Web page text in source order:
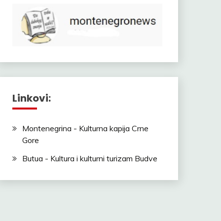
Linkovi:
Montenegrina - Kulturna kapija Crne
Gore
Butua - Kultura i kulturni turizam Budve